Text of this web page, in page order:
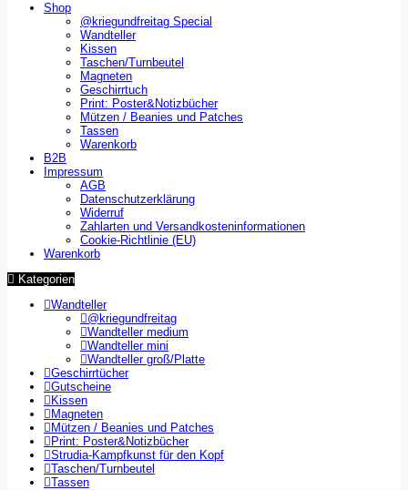
Shop
@kriegundfreitag Special
Wandteller
Kissen
Taschen/Turnbeutel
Magneten
Geschirrtuch
Print: Poster&Notizbücher
Mützen / Beanies und Patches
Tassen
Warenkorb
B2B
Impressum
AGB
Datenschutzerklärung
Widerruf
Zahlarten und Versandkosteninformationen
Cookie-Richtlinie (EU)
Warenkorb
Kategorien
Wandteller
@kriegundfreitag
Wandteller medium
Wandteller mini
Wandteller groß/Platte
Geschirrtücher
Gutscheine
Kissen
Magneten
Mützen / Beanies und Patches
Print: Poster&Notizbücher
Strudia-Kampfkunst für den Kopf
Taschen/Turnbeutel
Tassen